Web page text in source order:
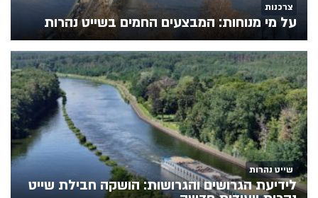
צרכנות
על מי מנוחות: המבצעים החמים בשייט נהרות
שייט נהרות
לידיעת הגרושים והגרושות: הושקה חבילת שייט